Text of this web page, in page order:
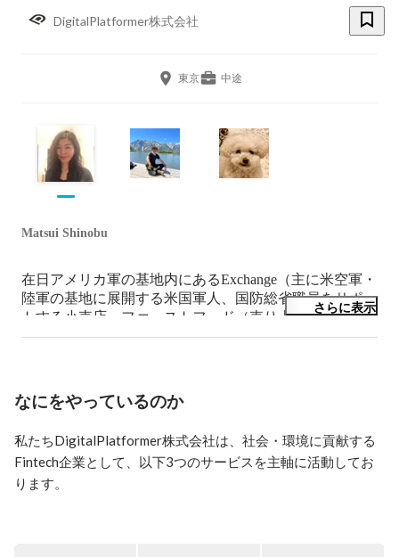
DigitalPlatformer株式会社
東京 中途
Matsui Shinobu
在日アメリカ軍の基地内にあるExchange（主に米空軍・
陸軍の基地に展開する米国軍人、国防総省職員をサポー
トする小売店・ファーストフード（売り上げ規模全米53
位）で、Exchange 125年の歴史上はじめて日本人として
diversityな職場を作り上げていきたいと思っています！
好きな言葉・信じてる言葉は「笑う門には福来る」
さらに表示
なにをやっているのか
私たちDigitalPlatformer株式会社は、社会・環境に貢献する
Fintech企業として、以下3つのサービスを主軸に活動してお
ります。
支援